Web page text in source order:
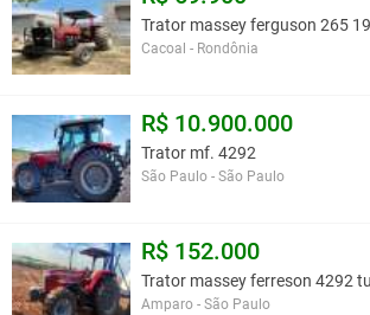
Trator massey ferguson 265
Cacoal - Rondônia
R$ 10.900.000
Trator mf. 4292
São Paulo - São Paulo
R$ 152.000
Trator massey ferreson 4292
Amparo - São Paulo